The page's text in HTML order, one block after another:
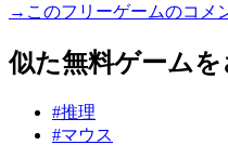
→このフリーゲームのコメ
似た無料ゲームを
#推理
#マウス